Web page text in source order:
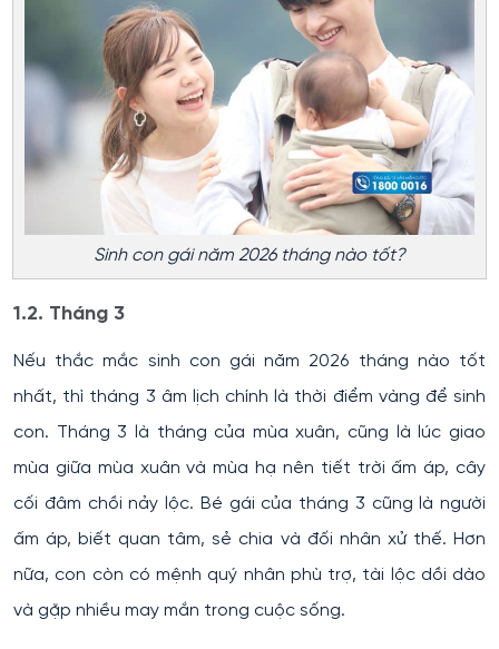
Sinh con gái năm 2026 tháng nào tốt?
1.2. Tháng 3
Nếu thắc mắc sinh con gái năm 2026 tháng nào tốt
nhất, thì tháng 3 âm lịch chính là thời điểm vàng để sinh
con. Tháng 3 là tháng của mùa xuân, cũng là lúc giao
mùa giữa mùa xuân và mùa hạ nên tiết trời ấm áp, cây
cối đâm chồi nảy lộc. Bé gái của tháng 3 cũng là người
ấm áp, biết quan tâm, sẻ chia và đối nhân xử thế. Hơn
nữa, con còn có mệnh quý nhân phù trợ, tài lộc dồi dào
và gặp nhiều may mắn trong cuộc sống.